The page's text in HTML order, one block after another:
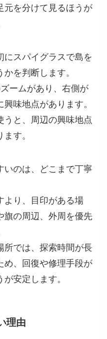
元を分けて見るほうが
にスパイグラスで島を
を判断します。
ームがあり、右側が
味地点があります。
うと、周辺の興味地点
す。
いのは、どこまで丁寧
より、目印がある場
旗の周辺、外周を優先
所では、探索時間が長
め、回復や修理手段が
安定します。
理由